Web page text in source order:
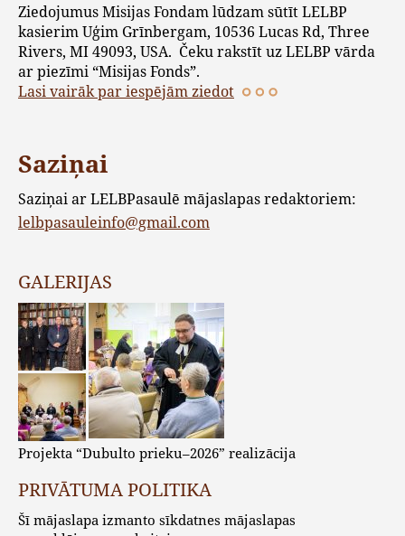
Ziedojumus Misijas Fondam lūdzam sūtīt LELBP
kasierim Uģim Grīnbergam, 10536 Lucas Rd, Three
Rivers, MI 49093, USA. Čeku rakstīt uz LELBP vārda
ar piezīmi “Misijas Fonds”.
Lasi vairāk par iespējām ziedot
Saziņai
Saziņai ar LELBPasaulē mājaslapas redaktoriem:
lelbpasauleinfo@gmail.com
GALERIJAS
Projekta “Dubulto prieku–2026” realizācija
PRIVĀTUMA POLITIKA
Šī mājaslapa izmanto sīkdatnes mājaslapas